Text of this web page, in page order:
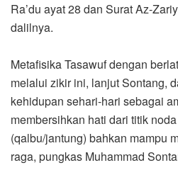
Ra’du ayat 28 dan Surat Az-
dalilnya.
Metafisika Tasawuf dengan
melalui zikir ini, lanjut Sontang,
kehidupan sehari-hari sebagai
membersihkan hati dari titik
(qalbu/jantung) bahkan mampu
raga, pungkas Muhammad